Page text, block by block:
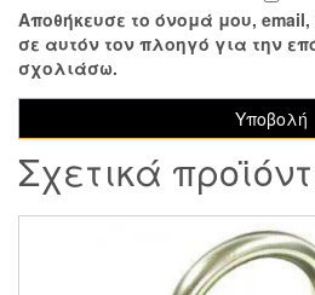
Αποθήκευσε το όνομά μου, email,
σε αυτόν τον πλοηγό για την
σχολιάσω.
Σχετικά